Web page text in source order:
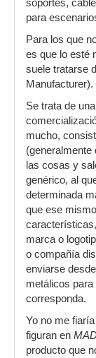
soportes,
para
Para los que
es que lo esté
suele tratarse
Manufacturer).
Se trata de
mucho,
(generalmente
las cosas y
genérico, al
determinada
que ese
marca o
o compañía
enviarse
metálicos
corresponda.
Yo no me
figuran en
producto que